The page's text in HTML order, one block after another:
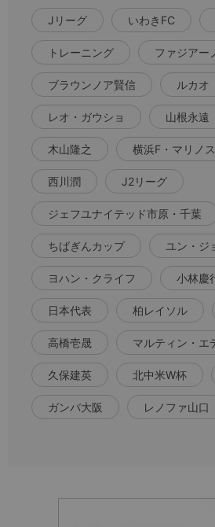
Jリーグ いわきFC
トレーニング ファジアー
ブラウンノア賢信 ルカオ
レオ・ガウショ 山根永遠
木山隆之 横浜F・マリノス
西川潤 J2リーグ
ジェフユナイテッド市原・千葉
ちばぎんカップ ユン・ジ
ヨハン・クライフ 小林慶
日本代表 柏レイソル
高橋壱晟 マルティン・エ
久保建英 北中米W杯
ガンバ大阪 レノファ山口